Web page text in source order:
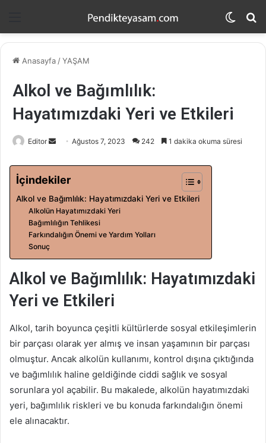
Dış
Anasayfa/YAŞAM
Alkol ve Bağımlılık:
Hayatımızdaki Yeri ve Etkileri
Editor
e
-
p
o
g
ö
d
e
r
m
Ağustos 7, 2023 242 1 dakika okuma süresi
İçindekiler
Alkol ve Bağımlılık: Hayatımızdaki Yeri ve Etkileri
Alkolün Hayatımızdaki Yeri
Bağımlılığın Tehlikesi
Farkındalığın Önemi ve Yardım Yolları
Sonuç
Alkol ve Bağımlılık: Hayatımızdaki
Yeri ve Etkileri
Alkol, tarih boyunca çeşitli kültürlerde sosyal etkileşimlerin
bir parçası olarak yer almış ve insan yaşamının bir parçası
olmuştur. Ancak alkolün kullanımı, kontrol dışına çıktığında
ve bağımlılık haline geldiğinde ciddi sağlık ve sosyal
sorunlara yol açabilir. Bu makalede, alkolün hayatımızdaki
yeri, bağımlılık riskleri ve bu konuda farkındalığın önemi
ele alınacaktır.